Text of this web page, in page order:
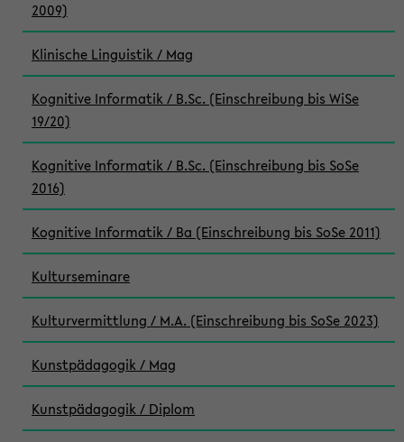
2009)
Klinische Linguistik / Mag
Kognitive Informatik / B.Sc. (Einschreibung bis WiSe
19/20)
Kognitive Informatik / B.Sc. (Einschreibung bis SoSe
2016)
Kognitive Informatik / Ba (Einschreibung bis SoSe 2011)
Kulturseminare
Kulturvermittlung / M.A. (Einschreibung bis SoSe 2023)
Kunstpädagogik / Mag
Kunstpädagogik / Diplom